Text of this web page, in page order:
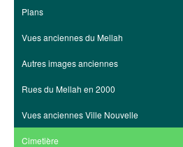
Plans
Vues anciennes du Mellah
Autres images anciennes
Rues du Mellah en 2000
Vues anciennes Ville Nouvelle
Cimetière